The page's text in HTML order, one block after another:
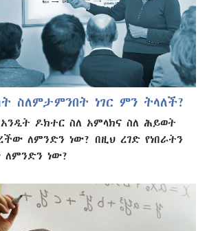
ስለምታምንበት ነገር ምን ትላለች?
አንዲት ዶክተር ስለ አምላክና ስለ ሕይወት
ለምንድን ነው? በዚህ ረገድ የነበራትን
ለምንድን ነው?